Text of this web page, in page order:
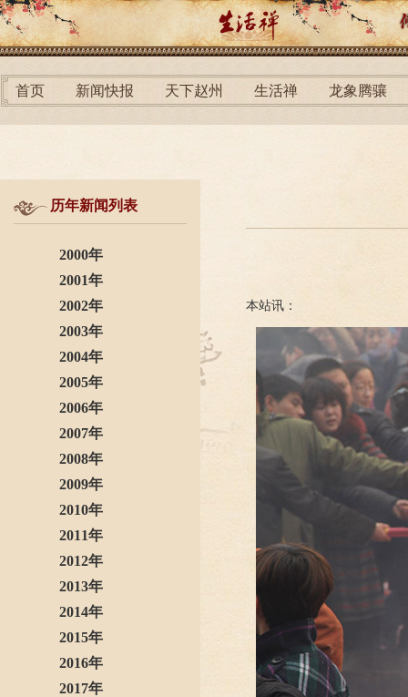
首页 新闻快报 天下赵州 生活禅 龙象腾骧
历年新闻列表
2000年
2001年
2002年
2003年
2004年
2005年
2006年
2007年
2008年
2009年
2010年
2011年
2012年
2013年
2014年
2015年
2016年
2017年
本站讯：